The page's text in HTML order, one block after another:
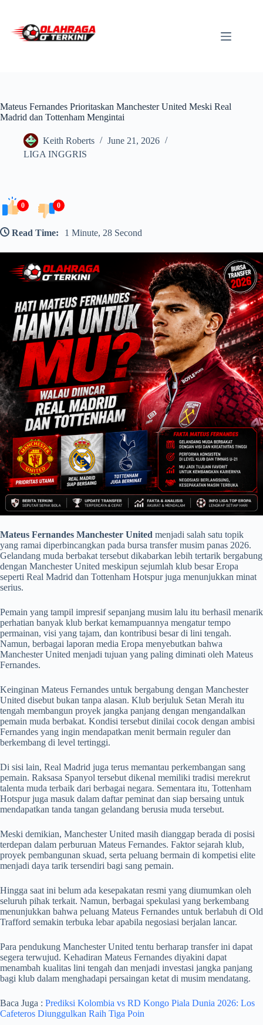
content
Mateus Fernandes Prioritaskan Manchester United Meski Real
Madrid dan Tottenham Mengintai
Keith Roberts
June 21, 2026
LIGA INGGRIS
0 0
Read Time: 1 Minute, 28 Second
Mateus Fernandes Manchester United menjadi salah satu topik
yang ramai diperbincangkan pada bursa transfer musim panas 2026.
Gelandang muda berbakat tersebut dikabarkan lebih tertarik bergabung
dengan Manchester United meskipun sejumlah klub besar Eropa
seperti Real Madrid dan Tottenham Hotspur juga menunjukkan minat
serius.
Pemain yang tampil impresif sepanjang musim lalu itu berhasil menarik
perhatian banyak klub berkat kemampuannya mengatur tempo
permainan, visi yang tajam, dan kontribusi besar di lini tengah.
Namun, berbagai laporan media Eropa menyebutkan bahwa
Manchester United menjadi tujuan yang paling diminati oleh Mateus
Fernandes.
Keinginan Mateus Fernandes untuk bergabung dengan Manchester
United disebut bukan tanpa alasan. Klub berjuluk Setan Merah itu
tengah membangun proyek jangka panjang dengan mengandalkan
pemain muda berbakat. Kondisi tersebut dinilai cocok dengan ambisi
Fernandes yang ingin mendapatkan menit bermain reguler dan
berkembang di level tertinggi.
Di sisi lain, Real Madrid juga terus memantau perkembangan sang
pemain. Raksasa Spanyol tersebut dikenal memiliki tradisi merekrut
talenta muda terbaik dari berbagai negara. Sementara itu, Tottenham
Hotspur juga masuk dalam daftar peminat dan siap bersaing untuk
mendapatkan tanda tangan gelandang berusia muda tersebut.
Meski demikian, Manchester United masih dianggap berada di posisi
terdepan dalam perburuan Mateus Fernandes. Faktor sejarah klub,
proyek pembangunan skuad, serta peluang bermain di kompetisi elite
menjadi daya tarik tersendiri bagi sang pemain.
Hingga saat ini belum ada kesepakatan resmi yang diumumkan oleh
seluruh pihak terkait. Namun, berbagai spekulasi yang berkembang
menunjukkan bahwa peluang Mateus Fernandes untuk berlabuh di Old
Trafford semakin terbuka lebar apabila negosiasi berjalan lancar.
Para pendukung Manchester United tentu berharap transfer ini dapat
segera terwujud. Kehadiran Mateus Fernandes diyakini dapat
menambah kualitas lini tengah dan menjadi investasi jangka panjang
bagi klub dalam menghadapi persaingan ketat di musim mendatang.
Baca Juga : Prediksi Kolombia vs RD Kongo Piala Dunia 2026: Los
Cafeteros Diunggulkan Raih Tiga Poin